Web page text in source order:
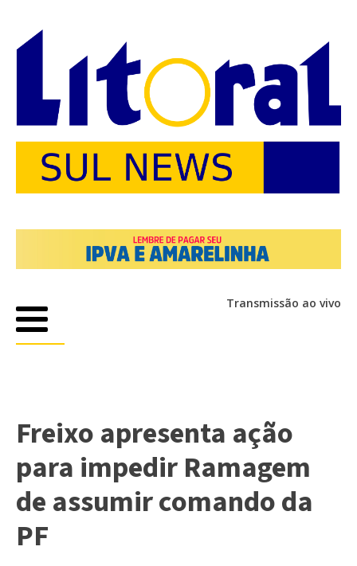
Transmissão ao vivo
Freixo apresenta ação
para impedir Ramagem
de assumir comando da
PF